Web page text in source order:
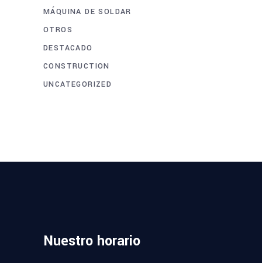
MÁQUINA DE SOLDAR
OTROS
DESTACADO
CONSTRUCTION
UNCATEGORIZED
Nuestro horario